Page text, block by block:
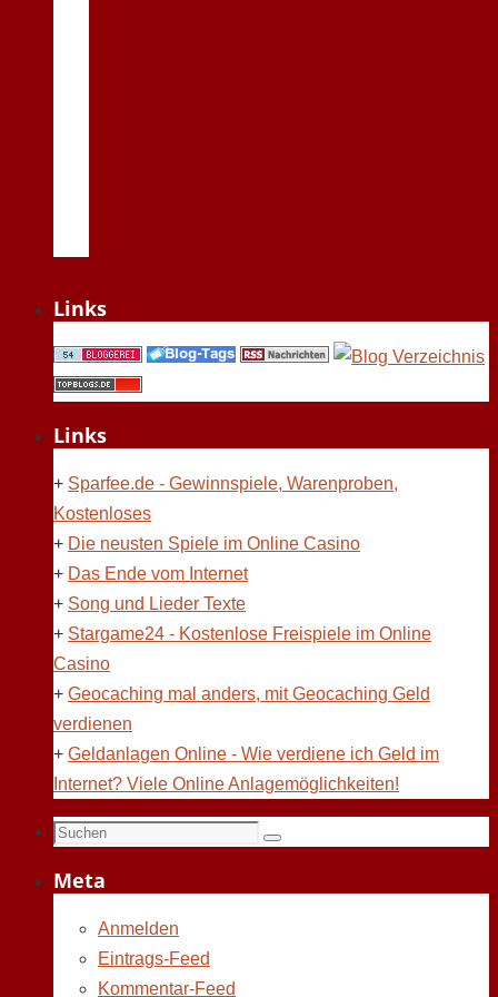
Links
Links
+ Sparfee.de - Gewinnspiele, Warenproben,
Kostenloses
+ Die neusten Spiele im Online Casino
+ Das Ende vom Internet
+ Song und Lieder Texte
+ Stargame24 - Kostenlose Freispiele im Online
Casino
+ Geocaching mal anders, mit Geocaching Geld
verdienen
+ Geldanlagen Online - Wie verdiene ich Geld im
Internet? Viele Online Anlagemöglichkeiten!
Suchen
Suchen
Meta
Anmelden
Eintrags-Feed
Kommentar-Feed